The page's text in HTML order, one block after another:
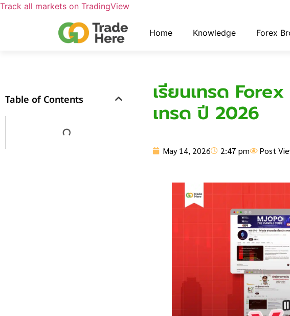
Track all markets on TradingView
Home Knowledge Forex
Table of Contents เรียนเทรด
เทรด ปี 2026
May 14, 2026 2:47 pm Post